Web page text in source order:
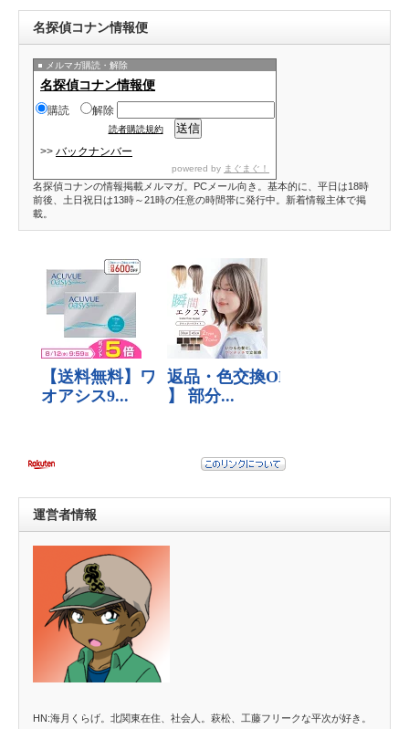
名探偵コナン情報便
メルマガ購読・解除
名探偵コナン情報便
購読 解除
読者購読規約
>> バックナンバー
powered by まぐまぐ！
名探偵コナンの情報掲載メルマガ。PCメール向き。基本的に、平日は18時
前後、土日祝日は13時～21時の任意の時間帯に発行中。新着情報主体で掲
載。
運営者情報
HN:海月くらげ。北関東在住、社会人。萩松、工藤フリークな平次が好き。